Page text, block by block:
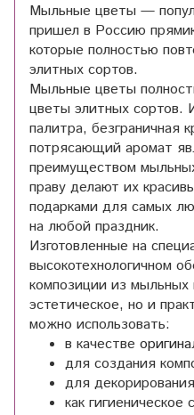
Мыльные цветы —
пришел в Россию
которые полностью
элитных сортов.
Мыльные цветы
цветы элитных сортов.
палитра, безграничная
потрясающий аромат
преимуществом
праву делают их
подарками для самых
на любой праздник.
Изготовленные на
высокотехнологичном
композиции из
эстетическое, но и
можно использовать:
в качестве
для создания
для
как гигиеническое